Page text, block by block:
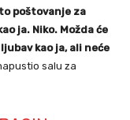
poštovanje za
ja. Niko. Možda će
kao ja, ali neće
salu za